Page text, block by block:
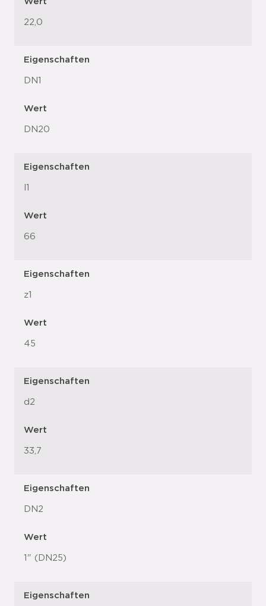
22,0
Eigenschaften
DN1
Wert
DN20
Eigenschaften
l1
Wert
66
Eigenschaften
z1
Wert
45
Eigenschaften
d2
Wert
33,7
Eigenschaften
DN2
Wert
1" (DN25)
Eigenschaften